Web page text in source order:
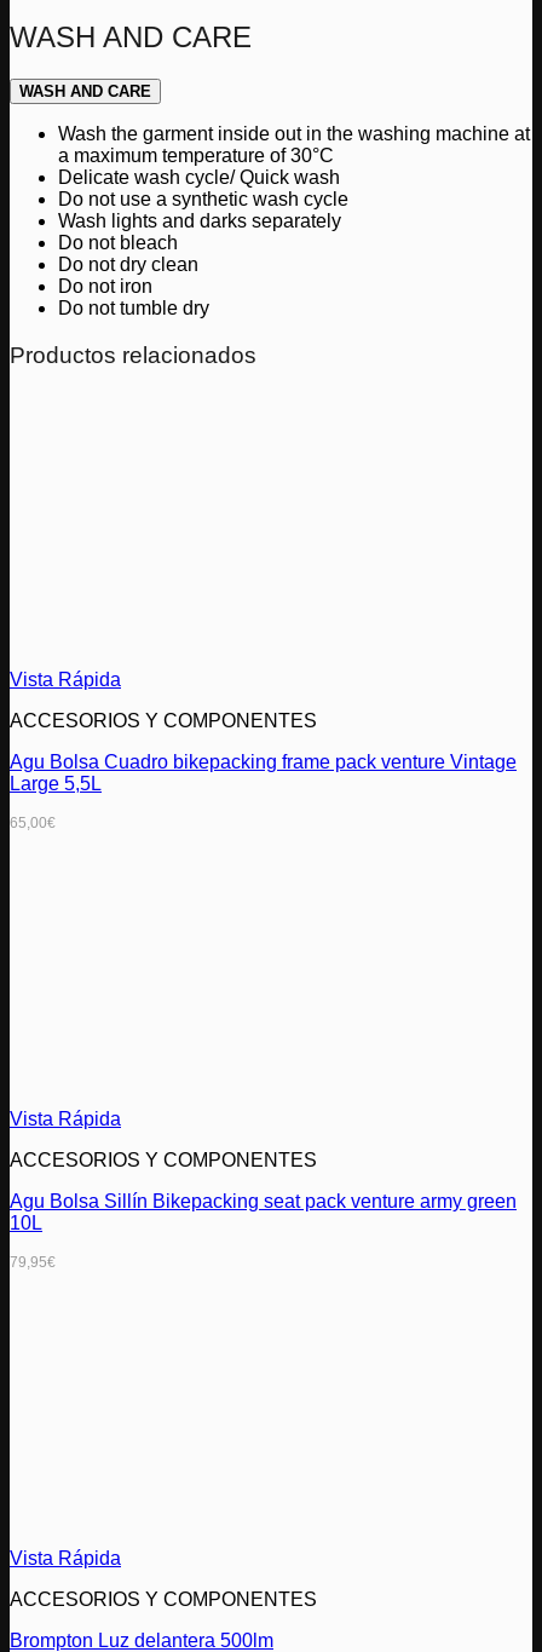
WASH AND CARE
WASH AND CARE
Wash the garment inside out in the washing machine at
a maximum temperature of 30°C
Delicate wash cycle/ Quick wash
Do not use a synthetic wash cycle
Wash lights and darks separately
Do not bleach
Do not dry clean
Do not iron
Do not tumble dry
Productos relacionados
Vista Rápida
ACCESORIOS Y COMPONENTES
Agu Bolsa Cuadro bikepacking frame pack venture Vintage
Large 5,5L
65,00€
Vista Rápida
ACCESORIOS Y COMPONENTES
Agu Bolsa Sillín Bikepacking seat pack venture army green
10L
79,95€
Vista Rápida
ACCESORIOS Y COMPONENTES
Brompton Luz delantera 500lm